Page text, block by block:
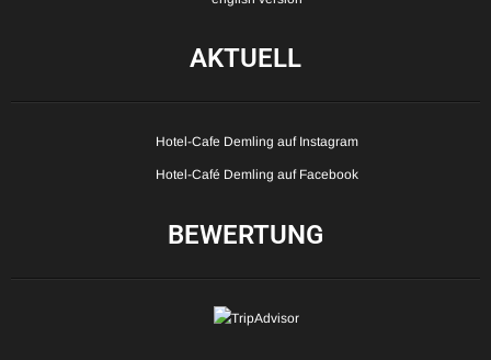
AKTUELL
Hotel-Cafe Demling auf Instagram
Hotel-Café Demling auf Facebook
BEWERTUNG